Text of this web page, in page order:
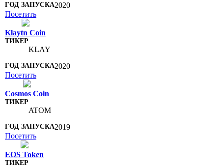
2020
Посетить
Klaytn Coin
KLAY
2020
Посетить
Cosmos Coin
ATOM
2019
Посетить
EOS Token